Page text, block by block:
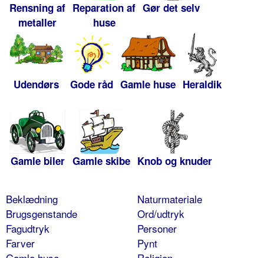
Rensning af
metaller
Reparation af
huse
Gør det selv
Udendørs Gode råd Gamle huse Heraldik
Gamle biler Gamle skibe Knob og knuder
Beklædning
Brugsgenstande
Fagudtryk
Farver
Naturmateriale
Ord/udtryk
Personer
Pynt